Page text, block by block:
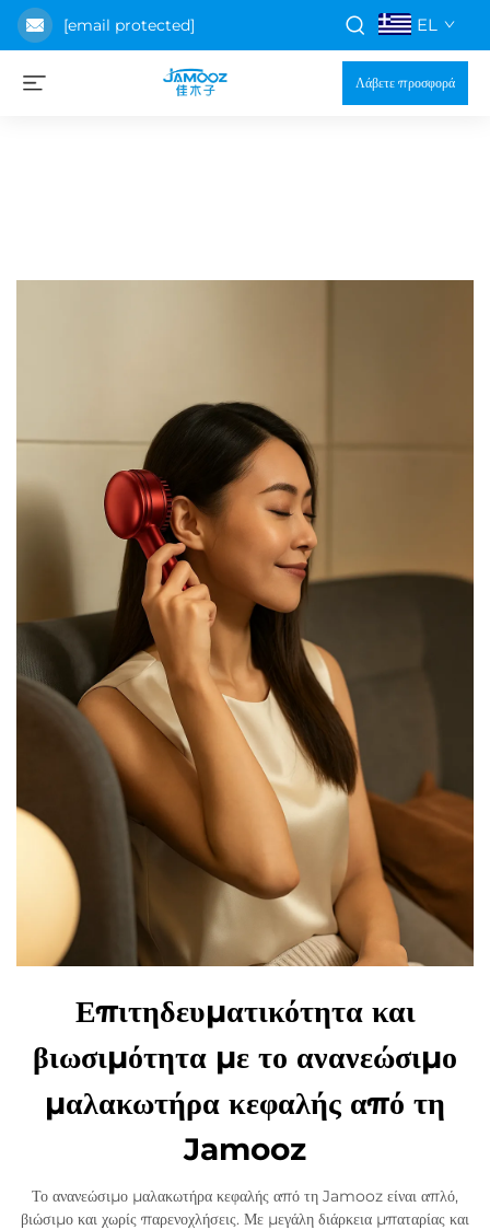
[email protected] EL
Λάβετε προσφορά
Επιτηδευματικότητα και
βιωσιμότητα με το ανανεώσιμο
μαλακωτήρα κεφαλής από τη
Jamooz
Το ανανεώσιμο μαλακωτήρα κεφαλής από τη Jamooz είναι απλό,
βιώσιμο και χωρίς παρενοχλήσεις. Με μεγάλη διάρκεια μπαταρίας και